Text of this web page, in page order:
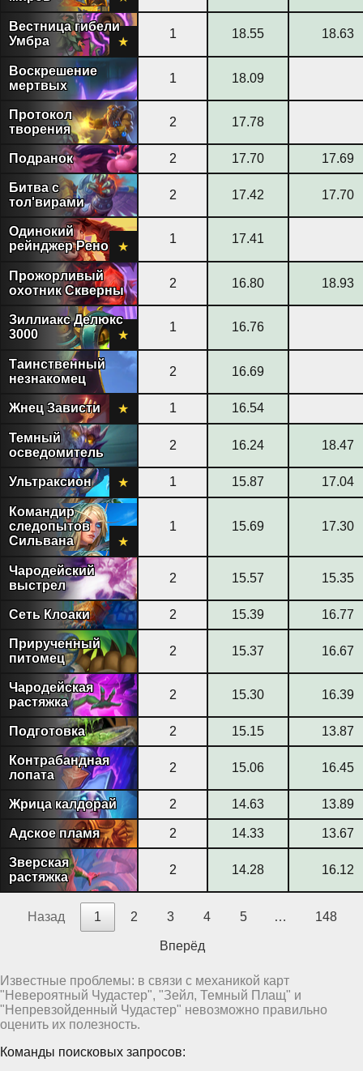
Вестница гибели
Умбра
★
1 18.55 18.63
Воскрешение
мертвых
1 18.09
Протокол
творения
2 17.78
Подранок 2 17.70 17.69
Битва с
тол'вирами
2 17.42 17.70
Одинокий
рейнджер Рено
★
1 17.41
Прожорливый
охотник Скверны
2 16.80 18.93
Зиллиакс Делюкс
3000
★
1 16.76
Таинственный
незнакомец
2 16.69
Жнец Зависти ★ 1 16.54
Темный
осведомитель
2 16.24 18.47
Ультраксион ★ 1 15.87 17.04
Командир
следопытов
Сильвана
★
1 15.69 17.30
Чародейский
выстрел
2 15.57 15.35
Сеть Клоаки 2 15.39 16.77
Прирученный
питомец
2 15.37 16.67
Чародейская
растяжка
2 15.30 16.39
Подготовка 2 15.15 13.87
Контрабандная
лопата
2 15.06 16.45
Жрица калдорай 2 14.63 13.89
Адское пламя 2 14.33 13.67
Зверская
растяжка
2 14.28 16.12
Назад 1 2 3 4 5 … 148
Вперёд
Известные проблемы: в связи с механикой карт
"Невероятный Чудастер", "Зейл, Темный Плащ" и
"Непревзойденный Чудастер" невозможно правильно
оценить их полезность.
Команды поисковых запросов: